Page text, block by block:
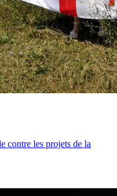
contre les projets de la